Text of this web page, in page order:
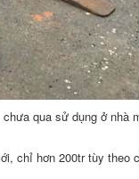
qua sử dụng ở nhà
chỉ hơn 200tr tùy theo